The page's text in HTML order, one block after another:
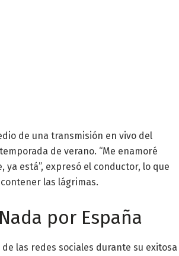
de una transmisión en vivo del
de verano. “Me enamoré
está”, expresó el conductor, lo que
las lágrimas.
por España
las redes sociales durante su exitosa